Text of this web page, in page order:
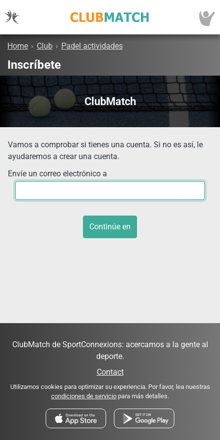
Home › Club › Padel actividades
Inscríbete
ClubMatch
Vamos a comprobar si tienes una cuenta. Si no es así, le
ayudaremos a crear una cuenta.
Envíe un correo electrónico a
Continúe en
ClubMatch de SportConnexions: acercamos a la gente al
deporte.
Contact
Utilizamos cookies para optimizar su experiencia. Por favor, lea nuestras
condiciones de servicio para más detalles.